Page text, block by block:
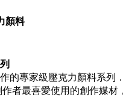
顏料
的專家級壓克力顏料系
者最喜愛使用的創作媒